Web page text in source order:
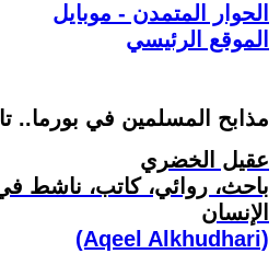
الحوار المتمدن - موبايل
الموقع الرئيسي
مذابح المسلمين في بورما..
عقيل الخضري
باحث، روائي، كاتب، ناشط
الإنسان
(Aqeel Alkhudhari)